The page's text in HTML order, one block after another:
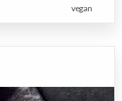
vegan